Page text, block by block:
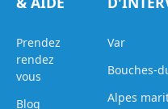
Prendez
rendez
vous
Blog
Var
Bouches-
Alpes